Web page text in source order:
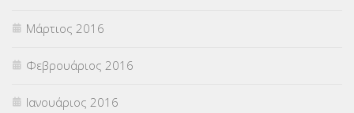
Μάρτιος 2016
Φεβρουάριος 2016
Ιανουάριος 2016